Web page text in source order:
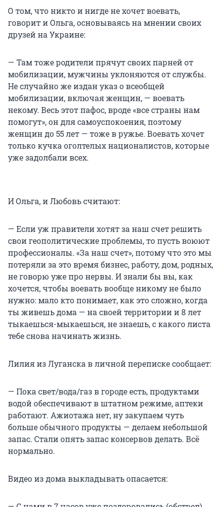
О том, что никто и нигде не хочет воевать,
говорит и Ольга, основываясь на мнении своих
друзей на Украине:
— Там тоже родители прячут своих парней от
мобилизации, мужчины уклоняются от службы.
Не случайно же издан указ о всеобщей
мобилизации, включая женщин, — воевать
некому. Весь этот пафос, вроде «все страны нам
помогут», он для самоуспокоения, поэтому
женщин до 55 лет — тоже в ружье. Воевать хочет
только кучка оголтелых националистов, которые
уже задолбали всех.
И Ольга, и Любовь считают:
— Если уж правители хотят за наш счет решить
свои геополитические проблемы, то пусть воюют
профессионалы. «За наш счет», потому что это мы
потеряли за это время бизнес, работу, дом, родных,
не говорю уже про нервы. И знали бы вы, как
хочется, чтобы воевать вообще никому не было
нужно: мало кто понимает, как это сложно, когда
ты живешь дома — на своей территории и 8 лет
тыкаешься-мыкаешься, не знаешь, с какого листа
тебе снова начинать жизнь.
Лилия из Луганска в личной переписке сообщает:
— Пока свет/вода/газ в городе есть, продуктами
водой обеспечивают в штатном режиме, аптеки
работают. Ажиотажа нет, ну закупаем чуть
больше обычного продукты — делаем небольшой
запас. Стали опять запас консервов делать. Всё
нормально.
Видео из дома выкладывать опасается: